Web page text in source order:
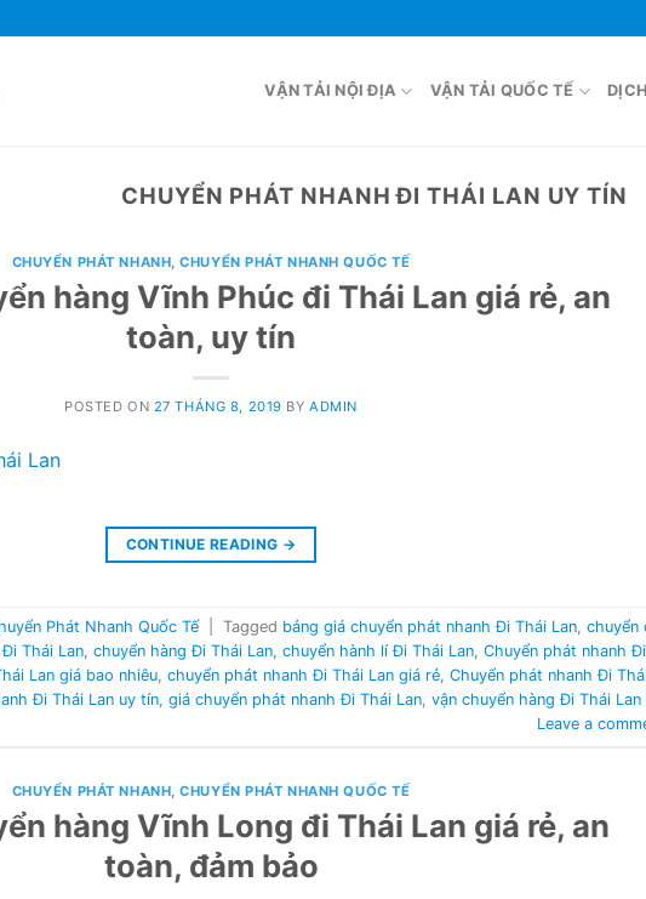
VẬN TẢI NỘI ĐỊA VẬN TẢI QUỐC TẾ
CHUYỂN PHÁT NHANH ĐI THÁI LAN UY TÍN
CHUYỂN PHÁT NHANH,CHUYỂN PHÁT NHANH QUỐC TẾ
hàng Vĩnh Phúc đi Thái Lan giá rẻ, an
toàn, uy tín
POSTED ON 27 THÁNG 8, 2019 BY ADMIN
CONTINUE READING →
Phát Nhanh Quốc Tế Tagged bảng giá chuyển phát nhanh Đi Thái Lan, chuyển
Thái Lan, chuyển hàng Đi Thái Lan, chuyển hành lí Đi Thái Lan, Chuyển phát nhanh Đi
Lan giá bao nhiêu, chuyển phát nhanh Đi Thái Lan giá rẻ, Chuyển phát nhanh Đi
Đi Thái Lan uy tín, giá chuyển phát nhanh Đi Thái Lan, vận chuyển hàng Đi Thái Lan
Leave a
CHUYỂN PHÁT NHANH,CHUYỂN PHÁT NHANH QUỐC TẾ
hàng Vĩnh Long đi Thái Lan giá rẻ, an
toàn, đảm bảo